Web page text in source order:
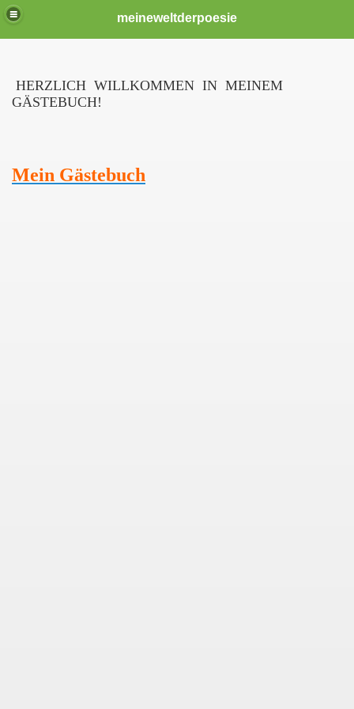
meineweltderpoesie
HERZLICH WILLKOMMEN IN MEINEM
GÄSTEBUCH!
Mein Gästebuch